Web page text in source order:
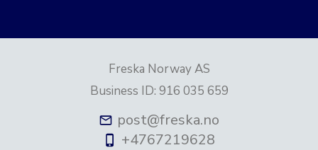
Freska Norway AS
Business ID: 916 035 659
post@freska.no
+4767219628